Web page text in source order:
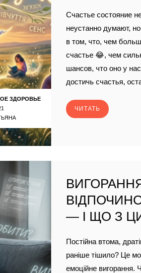
ЗДОРОВЬЕ
Счастье состояние
неустанно думают,
в том, что, чем
счастье 😂, чем
шансов, что оно у
достичь счастья,
ЧИТАТЬ
— І ЩО З
Постійна втома,
раніше тішило? Це
емоційне вигорання.